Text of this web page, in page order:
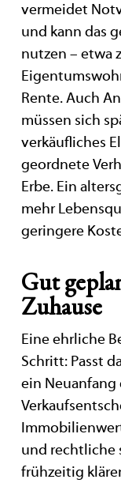
vermeidet
und kann das
nutzen – etwa
Rente. Auch
müssen sich
verkäufliches
geordnete
Erbe. Ein
mehr
geringere
Gut
Zuhause
Eine ehrliche
Schritt: Passt
ein Neuanfang
und rechtliche
frühzeitig